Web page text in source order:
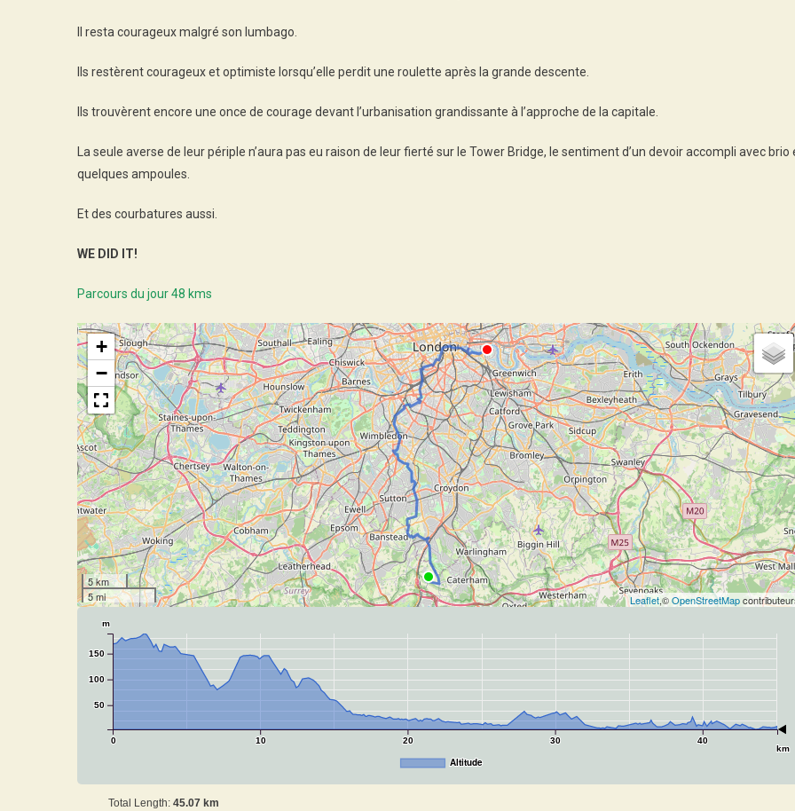
Il resta courageux malgré son lumbago.
Ils restèrent courageux et optimiste lorsqu’elle perdit une roulette après la grande descente.
Ils trouvèrent encore une once de courage devant l’urbanisation grandissante à l’approche de la capitale.
La seule averse de leur périple n’aura pas eu raison de leur fierté sur le Tower Bridge, le sentiment d’un devoir accompli avec brio
quelques ampoules.
Et des courbatures aussi.
WE DID IT!
Parcours du jour 48 kms
+
−
5 km
5 mi
Leaflet,©OpenStreetMap
0 10 20 30 40
km
50
100
150
m
Altitude
Total Length: 45.07 km